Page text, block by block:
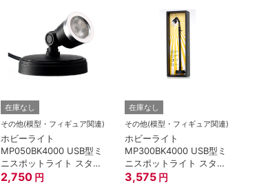
在庫なし
その他(模型・フィギュア関連)
ホビーライト
MP050BK4000 USB型ミ
ニスポットライト スタン
ド5cm/黒/4000K
2,750 円
在庫なし
その他(模型・フィギュア関連)
ホビーライト
MP300BK4000 USB型ミ
ニスポットライト スタン
ド30cm/黒/4000K
3,575 円